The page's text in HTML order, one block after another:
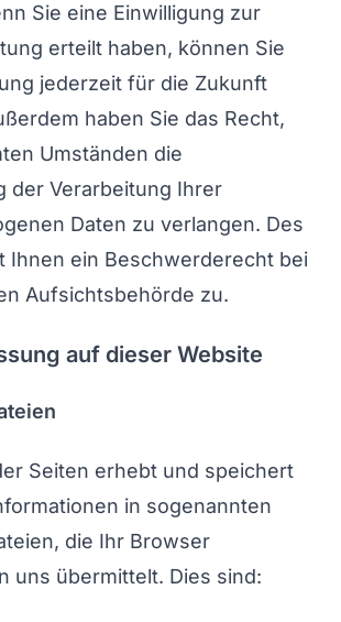
Sie eine Einwilligung zur
erteilt haben, können Sie
jederzeit für die Zukunft
haben Sie das Recht,
Umständen die
der Verarbeitung Ihrer
Daten zu verlangen. Des
Ihnen ein Beschwerderecht bei
Aufsichtsbehörde zu.
auf dieser Website
Seiten erhebt und speichert
in sogenannten
die Ihr Browser
uns übermittelt. Dies sind: